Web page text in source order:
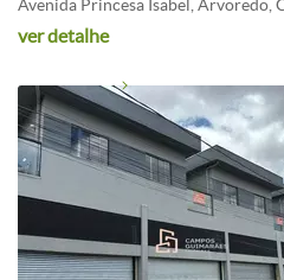
Avenida Princesa Isabel, Arvoredo,
ver detalhe